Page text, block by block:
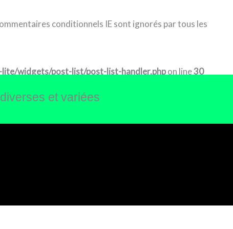
conditionnels IE sont ignorés par tous les
widgets/post-list/post-list-handler.phpon line30
et variées